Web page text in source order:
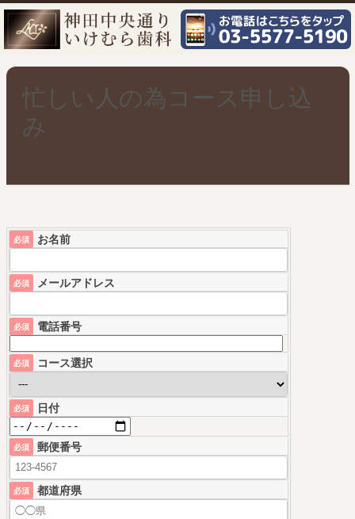
忙しい人の為コース申し込
み
必須 お名前
必須 メールアドレス
必須 電話番号
必須 コース選択
必須 日付
必須 郵便番号
必須 都道府県